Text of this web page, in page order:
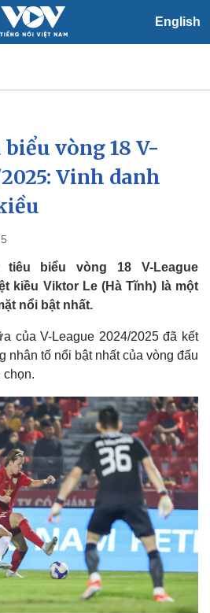
English
Xã hội
Tin 24h
Dự báo thời tiết
vòng 18 V-
Vinh danh
biểu vòng 18 V-League
kiều Viktor Le (Hà Tĩnh) là một
nổi bật nhất.
của V-League 2024/2025 đã kết
nhân tố nổi bật nhất của vòng đấu
chọn.